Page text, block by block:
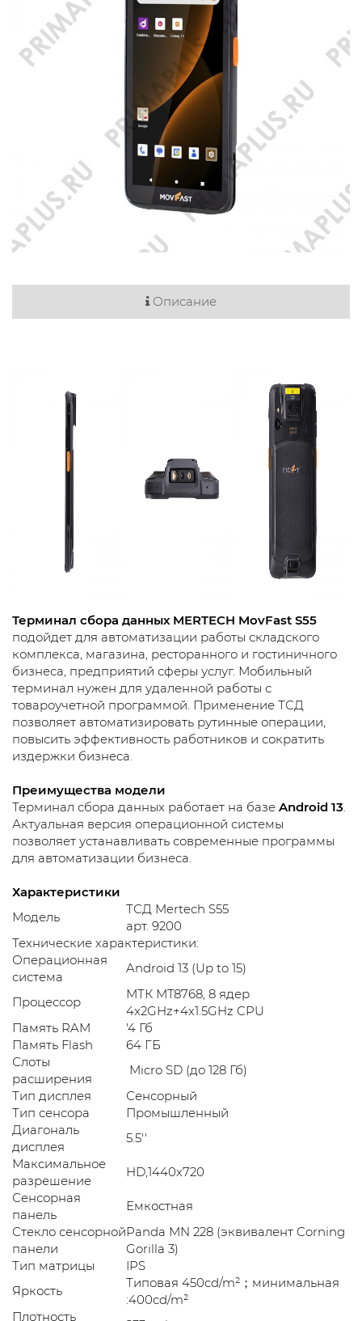
Описание
Терминал сбора данных MERTECH MovFast S55
подойдет для автоматизации работы складского
комплекса, магазина, ресторанного и гостиничного
бизнеса, предприятий сферы услуг. Мобильный
терминал нужен для удаленной работы с
товароучетной программой. Применение ТСД
позволяет автоматизировать рутинные операции,
повысить эффективность работников и сократить
издержки бизнеса.
Преимущества модели
Терминал сбора данных работает на базе Android 13
Актуальная версия операционной системы
позволяет устанавливать современные программы
для автоматизации бизнеса.
Характеристики
Модель
ТСД Mertech S55
арт. 9200
Технические характеристики:
Операционная
система
Android 13 (Up to 15)
Процессор
MТК MT8768, 8 ядер
4x2GHz+4x1.5GHz CPU
Память RAM
'4 Гб
Память Flash
64 ГБ
Слоты
расширения
Micro SD (до 128 Гб)
Тип дисплея
Сенсорный
Тип сенсора
Промышленный
Диагональ
дисплея
5.5''
Максимальное
разрешение
HD,1440x720
Сенсорная
панель
Емкостная
Стекло сенсорной
панели
Panda MN 228 (эквивалент Corning
Gorilla 3)
Тип матрицы
IPS
Яркость
Типовая 450cd/m²；минимальная
:400cd/m²
Плотность